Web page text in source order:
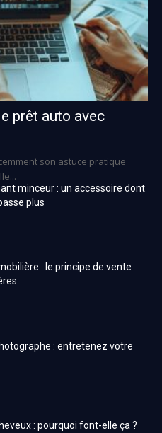
prêt auto avec
son astuce pratique
minceur : un accessoire dont
plus
: le principe de vente
: entretenez votre
: pourquoi font-elle ça ?